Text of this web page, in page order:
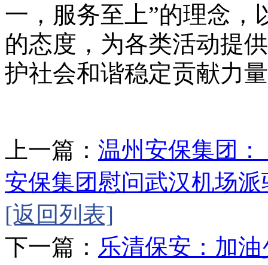
一，服务至上”的理念，
的态度，为各类活动提
护社会和谐稳定贡献力
上一篇： 温州安保集团
安保集团慰问武汉机场派
[返回列表]
下一篇： 乐清保安：加